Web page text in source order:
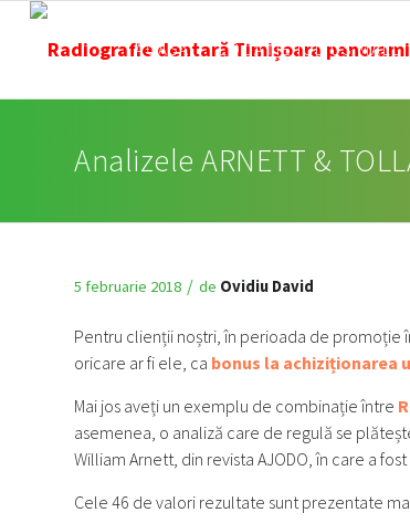
ACASĂ LOCAȚIE IULIUS MALL
Analizele ARNETT &
5 februarie 2018 / de Ovidiu David
Pentru clienții noștri, în perioada de promoție
oricare ar fi ele, ca bonus la achiziționarea
Mai jos aveți un exemplu de combinație între
asemenea, o analiză care de regulă se
William Arnett, din revista AJODO, în care a
Cele 46 de valori rezultate sunt prezentate